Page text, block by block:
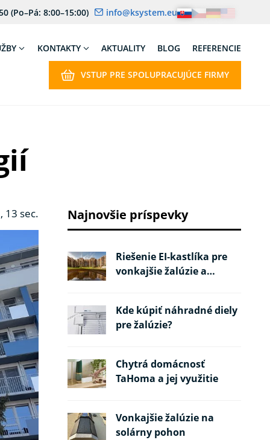
(Po–Pá: 8:00–15:00) info@ksystem.eu
KONTAKTY AKTUALITY BLOG REFERENCIE
VSTUP PRE SPOLUPRACUJÚCE FIRMY
13 sec. Najnovšie príspevky
Riešenie EI‑kastlíka pre
vonkajšie žalúzie a
Kde kúpiť náhradné diely
pre žalúzie?
Chytrá domácnosť
TaHoma a jej využitie
Vonkajšie žalúzie na
solárny pohon